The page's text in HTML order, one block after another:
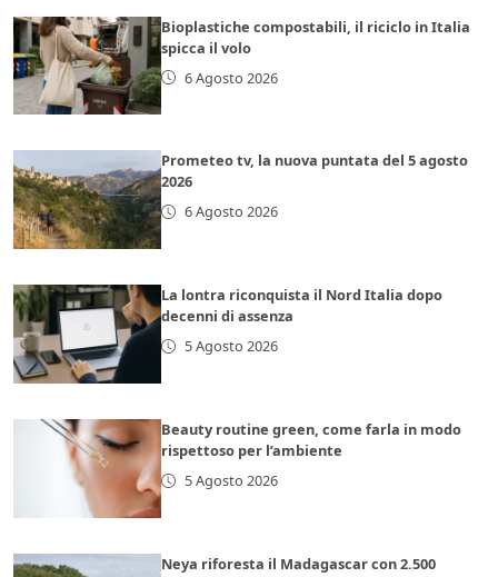
Bioplastiche compostabili, il riciclo in Italia
spicca il volo
6 Agosto 2026
Prometeo tv, la nuova puntata del 5 agosto
2026
6 Agosto 2026
La lontra riconquista il Nord Italia dopo
decenni di assenza
5 Agosto 2026
Beauty routine green, come farla in modo
rispettoso per l’ambiente
5 Agosto 2026
Neya riforesta il Madagascar con 2.500